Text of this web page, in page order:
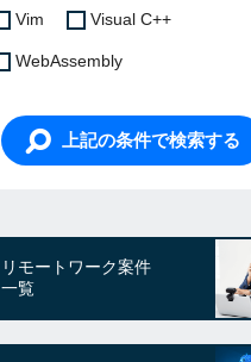
Vim Visual C++
WebAssembly
上記の条件で検索する
リモートワーク案件
一覧